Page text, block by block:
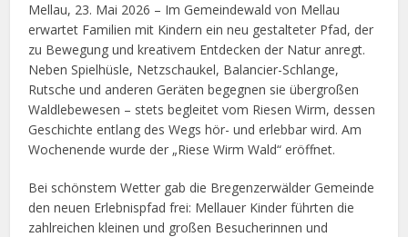
Mellau, 23. Mai 2026 – Im Gemeindewald von Mellau
erwartet Familien mit Kindern ein neu gestalteter Pfad, der
zu Bewegung und kreativem Entdecken der Natur anregt.
Neben Spielhüsle, Netzschaukel, Balancier-Schlange,
Rutsche und anderen Geräten begegnen sie übergroßen
Waldlebewesen – stets begleitet vom Riesen Wirm, dessen
Geschichte entlang des Wegs hör- und erlebbar wird. Am
Wochenende wurde der „Riese Wirm Wald“ eröffnet.
Bei schönstem Wetter gab die Bregenzerwälder Gemeinde
den neuen Erlebnispfad frei: Mellauer Kinder führten die
zahlreichen kleinen und großen Besucherinnen und